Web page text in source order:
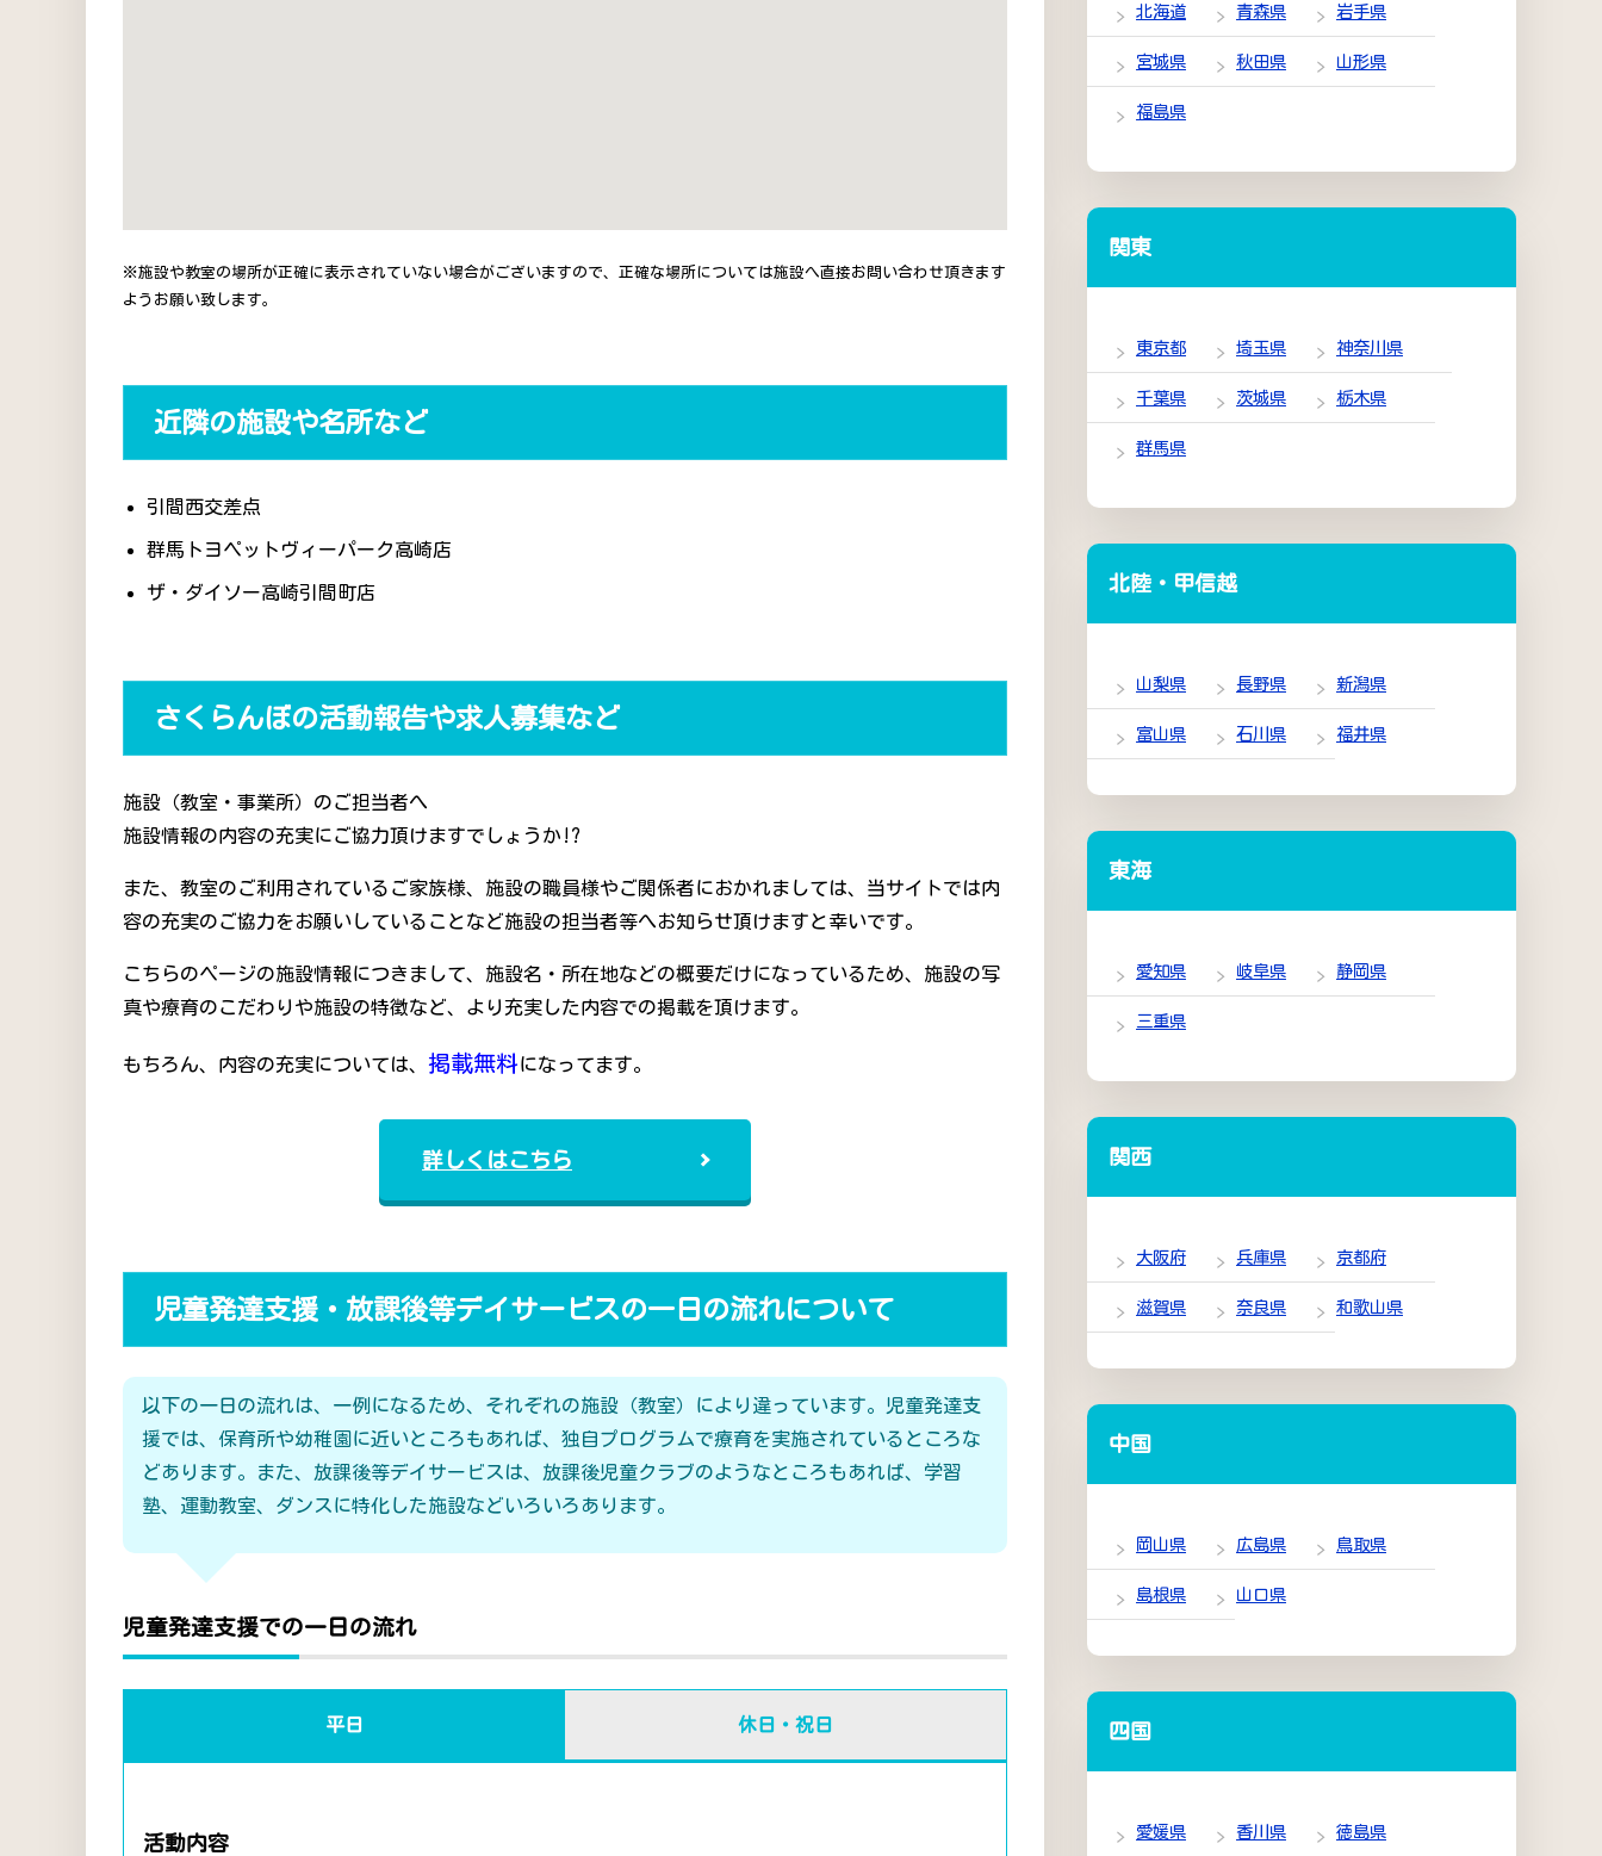
※施設や教室の場所が正確に表示されていない場合がございますので、正確な場所については施設へ直接お問い合わせ頂きます
ようお願い致します。
近隣の施設や名所など
引間西交差点
群馬トヨペットヴィーパーク高崎店
ザ・ダイソー高崎引間町店
さくらんぼの活動報告や求人募集など
施設（教室・事業所）のご担当者へ
施設情報の内容の充実にご協力頂けますでしょうか!?
また、教室のご利用されているご家族様、施設の職員様やご関係者におかれましては、当サイトでは内
容の充実のご協力をお願いしていることなど施設の担当者等へお知らせ頂けますと幸いです。
こちらのページの施設情報につきまして、施設名・所在地などの概要だけになっているため、施設の写
真や療育のこだわりや施設の特徴など、より充実した内容での掲載を頂けます。
もちろん、内容の充実については、 掲載無料になってます。
詳しくはこちら
児童発達支援・放課後等デイサービスの一日の流れについて
以下の一日の流れは、一例になるため、それぞれの施設（教室）により違っています。児童発達支
援では、保育所や幼稚園に近いところもあれば、独自プログラムで療育を実施されているところな
どあります。また、放課後等デイサービスは、放課後児童クラブのようなところもあれば、学習
塾、運動教室、ダンスに特化した施設などいろいろあります。
児童発達支援での一日の流れ
平日 休日・祝日
活動内容
北海道 青森県 岩手県
宮城県 秋田県 山形県
福島県
関東
東京都 埼玉県 神奈川県
千葉県 茨城県 栃木県
群馬県
北陸・甲信越
山梨県 長野県 新潟県
富山県 石川県 福井県
東海
愛知県 岐阜県 静岡県
三重県
関西
大阪府 兵庫県 京都府
滋賀県 奈良県 和歌山県
中国
岡山県 広島県 鳥取県
島根県 山口県
四国
愛媛県 香川県 徳島県